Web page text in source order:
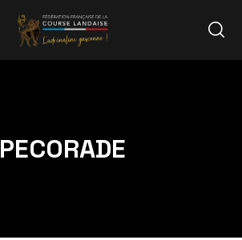
PECORADE